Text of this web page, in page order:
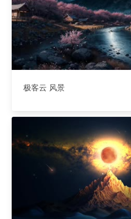
极客云 风景